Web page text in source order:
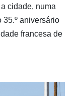
cidade, numa
aniversário
francesa de